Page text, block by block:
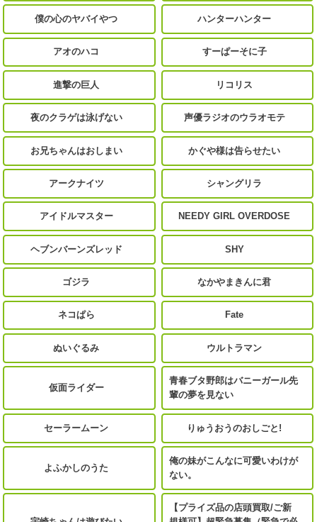
僕の心のヤバイやつ ハンターハンター
アオのハコ すーぱーそに子
進撃の巨人 リコリス
夜のクラゲは泳げない 声優ラジオのウラオモテ
お兄ちゃんはおしまい かぐや様は告らせたい
アークナイツ シャングリラ
アイドルマスター NEEDY GIRL OVERDOSE
ヘブンバーンズレッド SHY
ゴジラ なかやまきんに君
ネコぱら Fate
ぬいぐるみ ウルトラマン
仮面ライダー
青春ブタ野郎はバニーガール先
輩の夢を見ない
セーラームーン りゅうおうのおしごと!
よふかしのうた
俺の妹がこんなに可愛いわけが
ない。
【プライズ品の店頭買取/ご新